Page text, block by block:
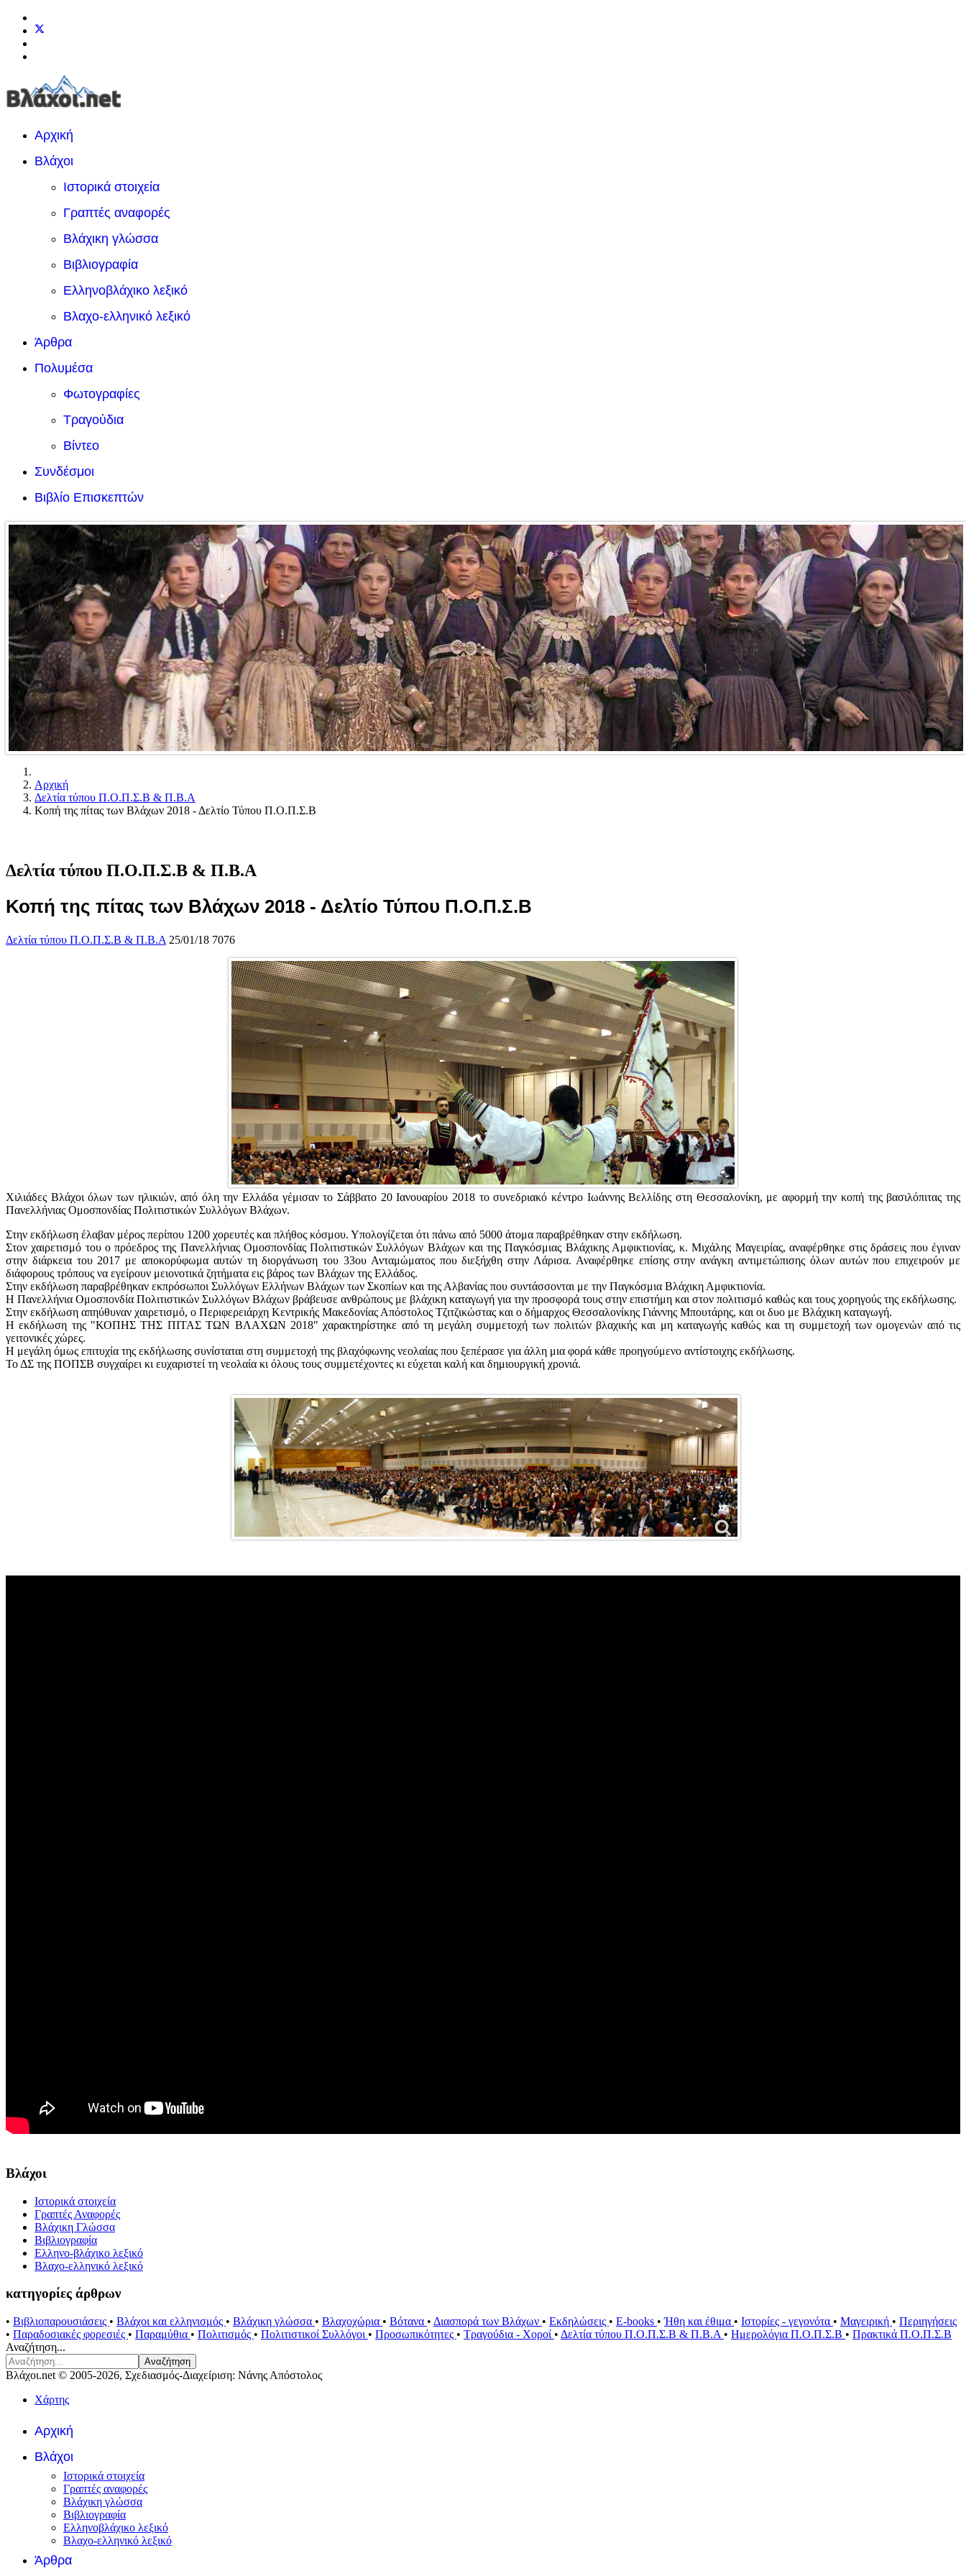
Αρχική
Βλάχοι
Ιστορικά στοιχεία
Γραπτές αναφορές
Βλάχικη γλώσσα
Βιβλιογραφία
Ελληνοβλάχικο λεξικό
Βλαχο-ελληνικό λεξικό
Άρθρα
Πολυμέσα
Φωτογραφίες
Τραγούδια
Βίντεο
Συνδέσμοι
Βιβλίο Επισκεπτών
Αρχική
Δελτία τύπου Π.Ο.Π.Σ.Β & Π.Β.Α
Κοπή της πίτας των Βλάχων 2018 - Δελτίο Τύπου Π.Ο.Π.Σ.Β
Δελτία τύπου Π.Ο.Π.Σ.Β & Π.Β.Α
Κοπή της πίτας των Βλάχων 2018 - Δελτίο Τύπου Π.Ο.Π.Σ.Β
Δελτία τύπου Π.Ο.Π.Σ.Β & Π.Β.Α 25/01/18 7076
Χιλιάδες Βλάχοι όλων των ηλικιών, από όλη την Ελλάδα γέμισαν το Σάββατο 20 Ιανουαρίου 2018 το συνεδριακό κέντρο Ιωάννης Βελλίδης στη Θεσσαλονίκη, με αφορμή την κοπή της βασιλόπιτας της
Πανελλήνιας Ομοσπονδίας Πολιτιστικών Συλλόγων Βλάχων.
Στην εκδήλωση έλαβαν μέρος περίπου 1200 χορευτές και πλήθος κόσμου. Υπολογίζεται ότι πάνω από 5000 άτομα παραβρέθηκαν στην εκδήλωση.
Στον χαιρετισμό του ο πρόεδρος της Πανελλήνιας Ομοσπονδίας Πολιτιστικών Συλλόγων Βλάχων και της Παγκόσμιας Βλάχικης Αμφικτιονίας, κ. Μιχάλης Μαγειρίας, αναφέρθηκε στις δράσεις που έγιναν
στην διάρκεια του 2017 με αποκορύφωμα αυτών τη διοργάνωση του 33ου Ανταμώματος που διεξήχθη στην Λάρισα. Αναφέρθηκε επίσης στην ανάγκη αντιμετώπισης όλων αυτών που επιχειρούν με
διάφορους τρόπους να εγείρουν μειονοτικά ζητήματα εις βάρος των Βλάχων της Ελλάδος.
Στην εκδήλωση παραβρέθηκαν εκπρόσωποι Συλλόγων Ελλήνων Βλάχων των Σκοπίων και της Αλβανίας που συντάσσονται με την Παγκόσμια Βλάχικη Αμφικτιονία.
Η Πανελλήνια Ομοσπονδία Πολιτιστικών Συλλόγων Βλάχων βράβευσε ανθρώπους με βλάχικη καταγωγή για την προσφορά τους στην επιστήμη και στον πολιτισμό καθώς και τους χορηγούς της εκδήλωσης.
Στην εκδήλωση απηύθυναν χαιρετισμό, ο Περιφερειάρχη Κεντρικής Μακεδονίας Απόστολος Τζιτζικώστας και ο δήμαρχος Θεσσαλονίκης Γιάννης Μπουτάρης, και οι δυο με Βλάχικη καταγωγή.
Η εκδήλωση της "ΚΟΠΗΣ ΤΗΣ ΠΙΤΑΣ ΤΩΝ ΒΛΑΧΩΝ 2018" χαρακτηρίστηκε από τη μεγάλη συμμετοχή των πολιτών βλαχικής και μη καταγωγής καθώς και τη συμμετοχή των ομογενών από τις
γειτονικές χώρες.
Η μεγάλη όμως επιτυχία της εκδήλωσης συνίσταται στη συμμετοχή της βλαχόφωνης νεολαίας που ξεπέρασε για άλλη μια φορά κάθε προηγούμενο αντίστοιχης εκδήλωσης.
Το ΔΣ της ΠΟΠΣΒ συγχαίρει κι ευχαριστεί τη νεολαία κι όλους τους συμμετέχοντες κι εύχεται καλή και δημιουργική χρονιά.
Βλάχοι
Ιστορικά στοιχεία
Γραπτές Αναφορές
Βλάχικη Γλώσσα
Βιβλιογραφία
Ελληνο-βλάχικο λεξικό
Βλαχο-ελληνικό λεξικό
κατηγορίες άρθρων
• Βιβλιοπαρουσιάσεις • Βλάχοι και ελληνισμός • Βλάχικη γλώσσα • Βλαχοχώρια • Βότανα • Διασπορά των Βλάχων • Εκδηλώσεις • E-books •Ήθη και έθιμα • Ιστορίες - γεγονότα • Μαγειρική • Περιηγήσεις
• Παραδοσιακές φορεσιές • Παραμύθια • Πολιτισμός • Πολιτιστικοί Συλλόγοι • Προσωπικότητες • Τραγούδια - Χοροί • Δελτία τύπου Π.Ο.Π.Σ.Β & Π.Β.Α • Ημερολόγια Π.Ο.Π.Σ.Β • Πρακτικά Π.Ο.Π.Σ.Β
Αναζήτηση...
Αναζήτηση
Βλάχοι.net © 2005-2026, Σχεδιασμός-Διαχείριση: Νάνης Απόστολος
Χάρτης
Αρχική
Βλάχοι
Ιστορικά στοιχεία
Γραπτές αναφορές
Βλάχικη γλώσσα
Βιβλιογραφία
Ελληνοβλάχικο λεξικό
Βλαχο-ελληνικό λεξικό
Άρθρα